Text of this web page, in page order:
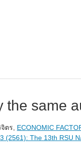
the same
ตร, ECONOMIC
(2561): The 13th RSU